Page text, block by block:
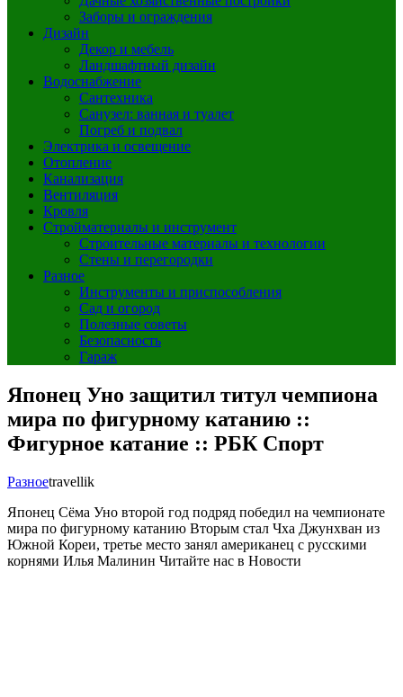
Заборы и ограждения
Дизайн
Декор и мебель
Ландшафтный дизайн
Водоснабжение
Сантехника
Санузел: ванная и туалет
Погреб и подвал
Электрика и освещение
Отопление
Канализация
Вентиляция
Кровля
Стройматериалы и инструмент
Строительные материалы и технологии
Стены и перегородки
Разное
Инструменты и приспособления
Сад и огород
Полезные советы
Безопасность
Гараж
Японец Уно защитил титул чемпиона
мира по фигурному катанию ::
Фигурное катание :: РБК Спорт
Разноеtravellik
Японец Сёма Уно второй год подряд победил на чемпионате
мира по фигурному катанию Вторым стал Чха Джунхван из
Южной Кореи, третье место занял американец с русскими
корнями Илья Малинин Читайте нас в Новости